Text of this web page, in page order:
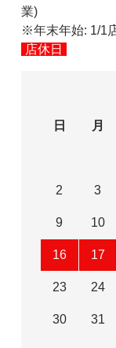
業)
※年末年始: 1/1
店休日
日
月
2 3
9 10
16 17
23 24
30 31